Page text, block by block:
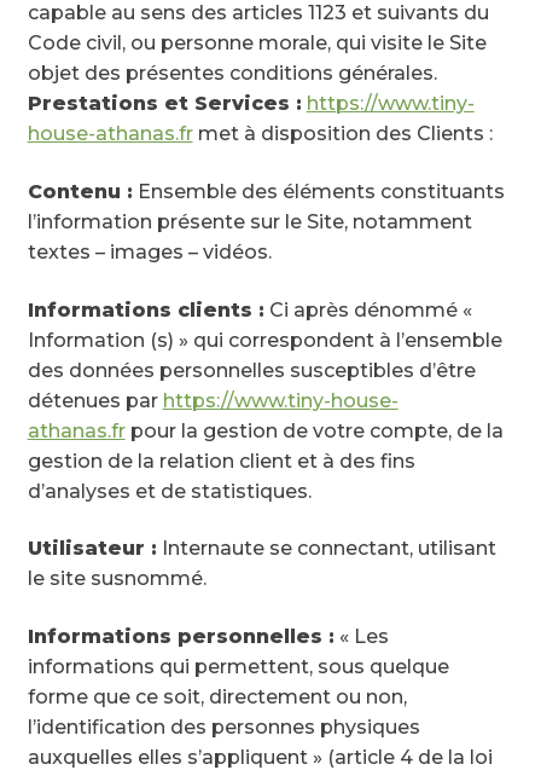
Contact
capable au sens des articles 1123 et suivants du
Code civil, ou personne morale, qui visite le Site
objet des présentes conditions générales.
Prestations et Services : https://www.tiny-
house-athanas.frmet à disposition des Clients :
Contenu : Ensemble des éléments constituants
l’information présente sur le Site, notamment
textes – images – vidéos.
Informations clients : Ci après dénommé «
Information (s) » qui correspondent à l’ensemble
des données personnelles susceptibles d’être
détenues par https://www.tiny-house-
athanas.frpour la gestion de votre compte, de la
gestion de la relation client et à des fins
d’analyses et de statistiques.
Utilisateur : Internaute se connectant, utilisant
le site susnommé.
Informations personnelles : « Les
informations qui permettent, sous quelque
forme que ce soit, directement ou non,
l’identification des personnes physiques
auxquelles elles s’appliquent » (article 4 de la loi